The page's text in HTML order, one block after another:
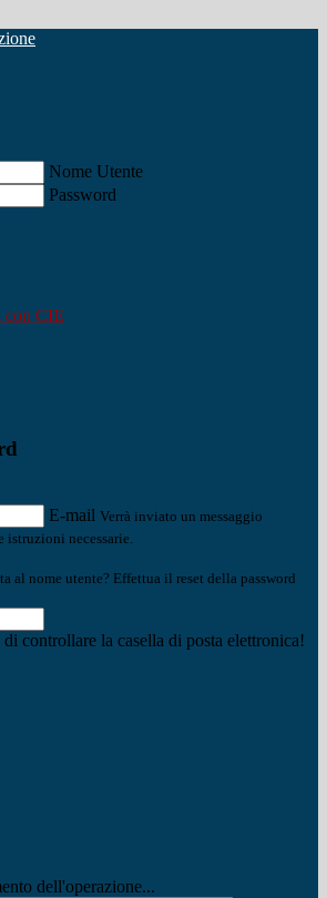
Nome Utente
Password
con CIE
E-mail Verrà inviato un messaggio
necessarie.
al nome utente? Effettua il reset della password
controllare la casella di posta elettronica!
dell'operazione...